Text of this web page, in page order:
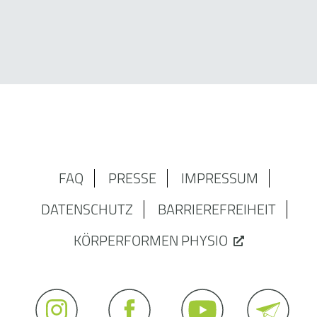
FAQ PRESSE
IMPRESSUM
DATENSCHUTZ
BARRIEREFREIHEIT
KÖRPERFORMEN PHYSIO